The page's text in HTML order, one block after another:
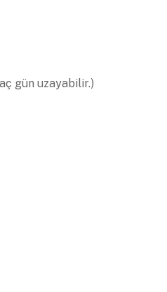
gün uzayabilir.)